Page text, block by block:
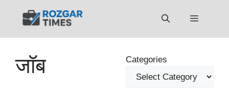
Menu
जॉब Categories